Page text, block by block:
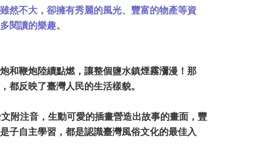
然不大，卻擁有秀麗的風光、豐富的物產等資
閱讀的樂趣。
和鞭炮陸續點燃，讓整個鹽水鎮煙霧瀰漫！那
都反映了臺灣人民的生活樣貌。
附注音，生動可愛的插畫營造出故事的畫面，豐
子自主學習，都是認識臺灣風俗文化的最佳入